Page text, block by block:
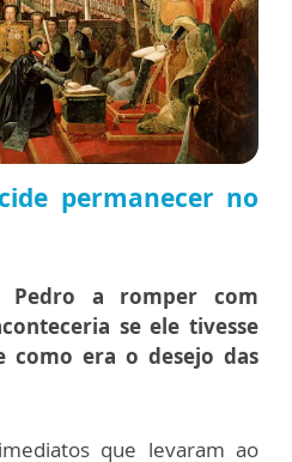
permanecer no
a romper com
se ele tivesse
como era o desejo das
que levaram ao